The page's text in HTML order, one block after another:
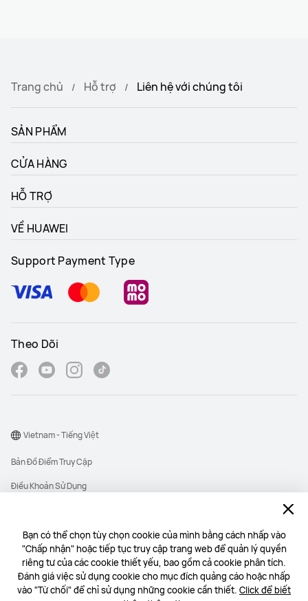
Bạn có thể chọn tùy chọn cookie của mình bằng cách nhấp vào
"Chấp nhận" hoặc tiếp tục truy cập trang web để quản lý quyền
riêng tư của các cookie thiết yếu, bao gồm cả cookie phân tích.
Đánh giá việc sử dụng cookie cho mục đích quảng cáo hoặc nhấp
vào "Từ chối" để chỉ sử dụng những cookie cần thiết. Click để biết
Trang chủ Hỗ trợ Liên hệ với chúng tôi
SẢN PHẨM
CỬA HÀNG
HỖ TRỢ
VỀ HUAWEI
Support Payment Type
Theo Dõi
Copyright © 1998-2026 Huawei Device Co., Ltd. All rights reserved.
Công ty TNHH Một thành viên 1 DIGITAL TECHNOLOGY có mã số thuế:
0313318520 do Sở Tài chính Thành phố Hồ Chí Minh cấp ngày 23/06/2015
Bản Đồ Điểm Truy Cập
Điều Khoản Sử Dụng
Cookie
Vietnam - Tiếng Việt